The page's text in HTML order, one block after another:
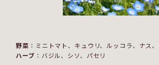
野菜 ：ミニトマト、キュウリ、ルッコラ、ナス
ハーブ ：バジル、シソ、パセリ